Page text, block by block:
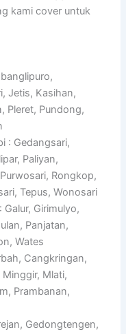
kami cover untuk
Jetis, Kasihan,
Pleret, Pundong,
: Gedangsari,
Paliyan,
Rongkop,
Tepus, Wonosari
Girimulyo,
Panjatan,
Wates
Cangkringan,
Mlati,
Prambanan,
Gedongtengen,